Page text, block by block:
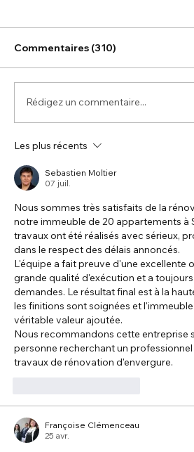
Commentaires (310)
Rédigez un commentaire...
Les plus récents
Sebastien Moltier
07 juil.
Nous sommes très satisfaits de la
notre immeuble de 20 appartements à
travaux ont été réalisés avec sérieux,
dans le respect des délais annoncés.
L'équipe a fait preuve d'une excellente
grande qualité d'exécution et a
demandes. Le résultat final est à la
les finitions sont soignées et
véritable valeur ajoutée.
Nous recommandons cette entreprise
personne recherchant un
travaux de rénovation d'envergure.
Françoise Clémenceau
25 avr.